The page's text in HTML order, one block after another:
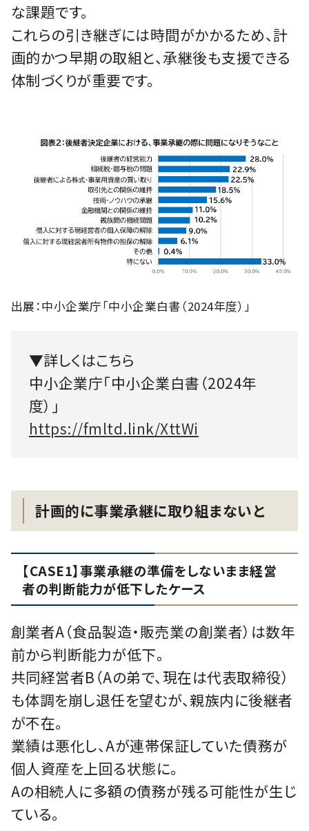
な課題です。
これらの引き継ぎには時間がかかるため、計
画的かつ早期の取組と、承継後も支援できる
体制づくりが重要です。
出展：中小企業庁「中小企業白書（2024年度）」
▼詳しくはこちら
中小企業庁「中小企業白書（2024年
度）」
https://fmltd.link/XttWi
計画的に事業承継に取り組まないと
【CASE1】事業承継の準備をしないまま経営
者の判断能力が低下したケース
創業者A（食品製造・販売業の創業者）は数年
前から判断能力が低下。
共同経営者B（Aの弟で、現在は代表取締役）
も体調を崩し退任を望むが、親族内に後継者
が不在。
業績は悪化し、Aが連帯保証していた債務が
個人資産を上回る状態に。
Aの相続人に多額の債務が残る可能性が生じ
ている。